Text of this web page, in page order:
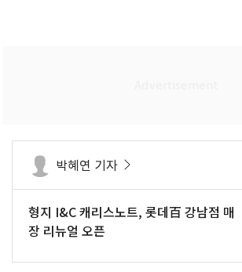
박혜연 기자
형지 I&C 캐리스노트, 롯데百 강남점 매
장 리뉴얼 오픈